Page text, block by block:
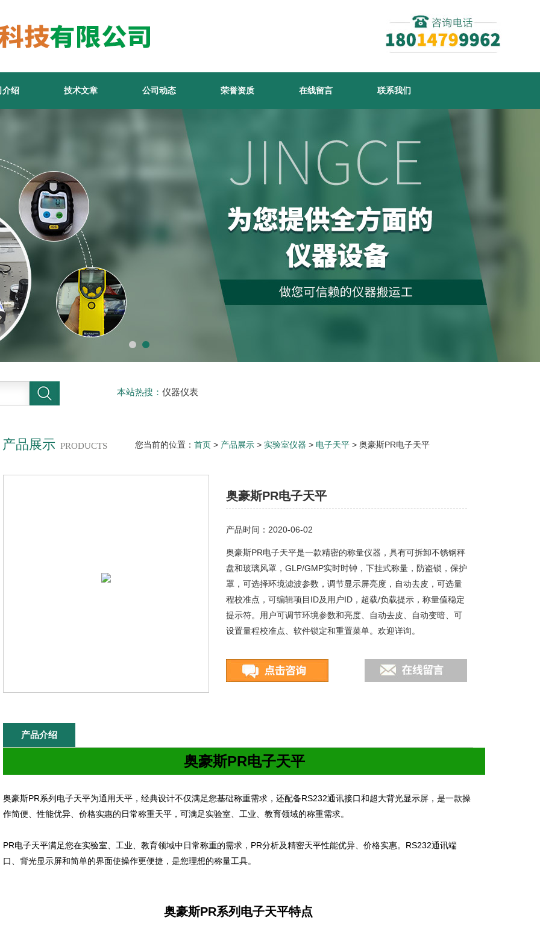
介绍 技术文章 公司动态 荣誉资质 在线留言 联系我们
本站热搜： 仪器仪表
产品展示 PRODUCTS 您当前的位置： 首页 > 产品展示 > 实验室仪器 > 电子天平 > 奥豪斯PR电子天平
奥豪斯PR电子天平
产品时间：2020-06-02
奥豪斯PR电子天平是一款精密的称量仪器，具有可拆卸不锈钢秤
盘和玻璃风罩，GLP/GMP实时时钟，下挂式称量，防盗锁，保护
罩，可选择环境滤波参数，调节显示屏亮度，自动去皮，可选量
程校准点，可编辑项目ID及用户ID，超载/负载提示，称量值稳定
提示符。用户可调节环境参数和亮度、自动去皮、自动变暗、可
设置量程校准点、软件锁定和重置菜单。欢迎详询。
产品介绍
奥豪斯PR电子天平
奥豪斯PR系列电子天平为通用天平，经典设计不仅满足您基础称重需求，还配备RS232通讯接口和超大背光显示屏，是一款操
作简便、性能优异、价格实惠的日常称重天平，可满足实验室、工业、教育领域的称重需求。
PR电子天平满足您在实验室、工业、教育领域中日常称重的需求， PR分析及精密天平性能优异、价格实惠。 RS232通讯端
口、背光显示屏和简单的界面使操作更便捷，是您理想的称量工具。
奥豪斯PR系列电子天平特点